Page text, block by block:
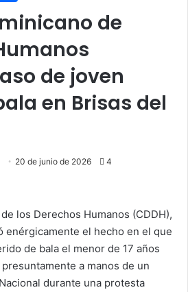
de
de joven
en Brisas del
Send 20 de junio de 2026 4
los Derechos Humanos (CDDH),
enérgicamente el hecho en el que
de bala el menor de 17 años
a manos de un
durante una protesta